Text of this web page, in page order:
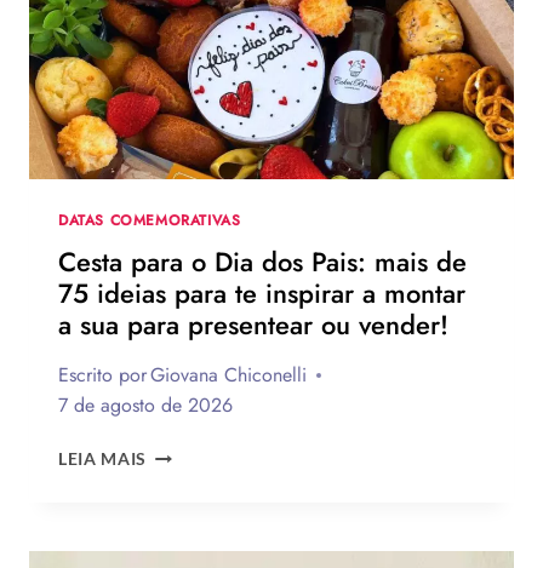
PAIS?
VEJA
130
FRASES
EMOCIONANTES
PARA
HOMENAGEAR
DATA
DATAS COMEMORATIVAS
Cesta para o Dia dos Pais: mais de
75 ideias para te inspirar a montar
a sua para presentear ou vender!
Escrito porGiovana Chiconelli
7 de agosto de 2026
LEIA MAIS CESTA
DOS